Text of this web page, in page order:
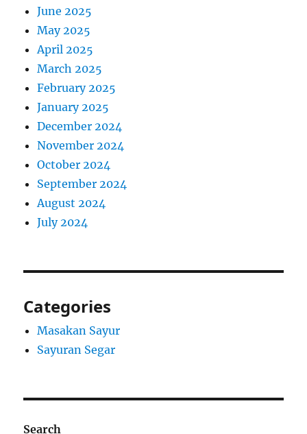
June 2025
May 2025
April 2025
March 2025
February 2025
January 2025
December 2024
November 2024
October 2024
September 2024
August 2024
July 2024
Categories
Masakan Sayur
Sayuran Segar
Search